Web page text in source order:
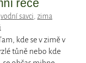
řece
vodní savci, zima
kde se v zimě v
tůně nebo kde